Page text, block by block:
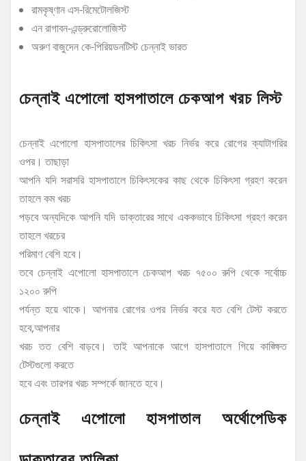
রামকৃষ্ণান এস-রিমেটোলজিস্ট
এন রাগাবন-এন্ড্রুরোলোজিস্ট
অরুণ বাজুদেন কে-পিরিয়ডনটিস্ট চেন্নাই ভারত
চেন্নাই এপোলো হাসপাতালে চেকআপ খরচ লিস্ট
চেন্নাই এপোলো হাসপাতালের চিকিৎসা খরচ নির্ভর করে রোগের ক্যাটাগরির
ওপর। তাছাড়া
আপনি যদি সরাসরি হাসপাতালে চিকিৎসকের কাছ থেকে চিকিৎসা গ্রহণ করেন
তাহলে কম খরচ
পড়বে অন্যদিকে আপনি যদি ডাক্তারের সাথে এককভাবে চিকিৎসা গ্রহণ করেন
তাহলে খরচের
পরিমাণ বেশি হবে।
তবে চেন্নাই এপোলো হাসপাতালে চেকআপ খরচ ৭৫০০ রুপি থেকে সর্বোচ্চ
১২০০ রুপি
পর্যন্ত হয়ে থাকে। আপনার রোগের ওপর নির্ভর করে যত বেশি টেস্ট করতে
হবে,আপনার
খরচ তত বেশি বাড়বে। তাই আপনাকে আগে হাসপাতালে গিয়ে কাঙ্ক্ষিত
টেস্টগুলো করতে
হবে এবং তারপর খরচ সম্পর্কে জানতে হবে।
চেন্নাই এপোলো হাসপাতাল অর্থোপেডিক